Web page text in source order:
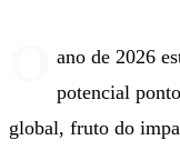
ano de 2026
potencial
global, fruto do